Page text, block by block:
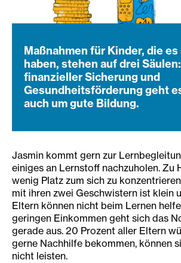
Maßnahmen für Kinder, die
haben, stehen auf drei
finanzieller Sicherung und
Gesundheitsförderung geht
auch um gute Bildung.
Jasmin kommt gern zur
einiges an Lernstoff nachzuholen. Zu
wenig Platz zum sich zu
mit ihren zwei Geschwistern ist klein
Eltern können nicht beim Lernen
geringen Einkommen geht sich das
gerade aus. 20 Prozent aller Eltern
gerne Nachhilfe bekommen, können
nicht leisten.